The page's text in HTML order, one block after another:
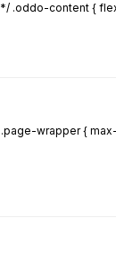
.oddo-content {
wrapper {